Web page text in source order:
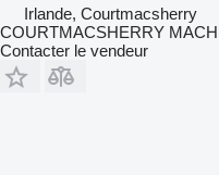
Irlande, Courtmacsherry
COURTMACSHERRY
Contacter le vendeur